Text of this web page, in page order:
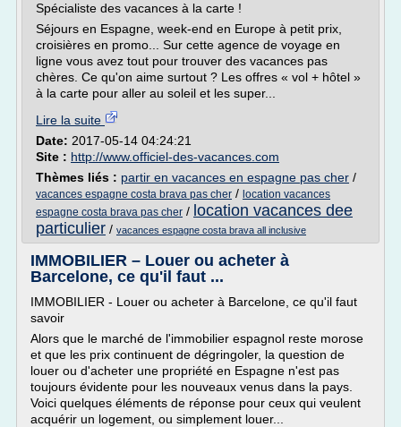
Spécialiste des vacances à la carte !
Séjours en Espagne, week-end en Europe à petit prix,
croisières en promo... Sur cette agence de voyage en
ligne vous avez tout pour trouver des vacances pas
chères. Ce qu'on aime surtout ? Les offres « vol + hôtel »
à la carte pour aller au soleil et les super...
Lire la suite
Date: 2017-05-14 04:24:21
Site : http://www.officiel-des-vacances.com
Thèmes liés : partir en vacances en espagne pas cher /
vacances espagne costa brava pas cher / location vacances
espagne costa brava pas cher / location vacances dee
particulier / vacances espagne costa brava all inclusive
IMMOBILIER – Louer ou acheter à
Barcelone, ce qu'il faut ...
IMMOBILIER - Louer ou acheter à Barcelone, ce qu'il faut
savoir
Alors que le marché de l'immobilier espagnol reste morose
et que les prix continuent de dégringoler, la question de
louer ou d'acheter une propriété en Espagne n'est pas
toujours évidente pour les nouveaux venus dans la pays.
Voici quelques éléments de réponse pour ceux qui veulent
acquérir un logement, ou simplement louer...